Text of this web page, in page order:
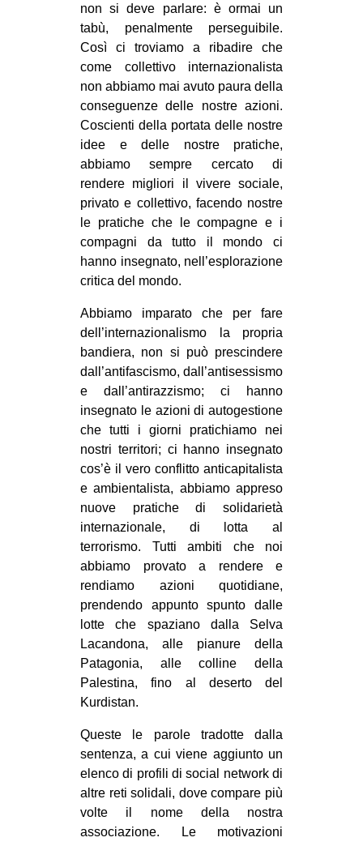
non si deve parlare: è ormai un
tabù, penalmente perseguibile.
Così ci troviamo a ribadire che
come collettivo internazionalista
non abbiamo mai avuto paura della
conseguenze delle nostre azioni.
Coscienti della portata delle nostre
idee e delle nostre pratiche,
abbiamo sempre cercato di
rendere migliori il vivere sociale,
privato e collettivo, facendo nostre
le pratiche che le compagne e i
compagni da tutto il mondo ci
hanno insegnato, nell’esplorazione
critica del mondo.
Abbiamo imparato che per fare
dell’internazionalismo la propria
bandiera, non si può prescindere
dall’antifascismo, dall’antisessismo
e dall’antirazzismo; ci hanno
insegnato le azioni di autogestione
che tutti i giorni pratichiamo nei
nostri territori; ci hanno insegnato
cos’è il vero conflitto anticapitalista
e ambientalista, abbiamo appreso
nuove pratiche di solidarietà
internazionale, di lotta al
terrorismo. Tutti ambiti che noi
abbiamo provato a rendere e
rendiamo azioni quotidiane,
prendendo appunto spunto dalle
lotte che spaziano dalla Selva
Lacandona, alle pianure della
Patagonia, alle colline della
Palestina, fino al deserto del
Kurdistan.
Queste le parole tradotte dalla
sentenza, a cui viene aggiunto un
elenco di profili di social network di
altre reti solidali, dove compare più
volte il nome della nostra
associazione. Le motivazioni